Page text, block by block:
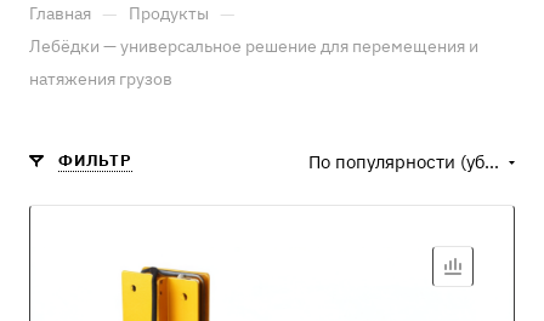
Главная — Продукты —
Лебёдки — универсальное решение для перемещения и
натяжения грузов
ФИЛЬТР По популярности (убывание)